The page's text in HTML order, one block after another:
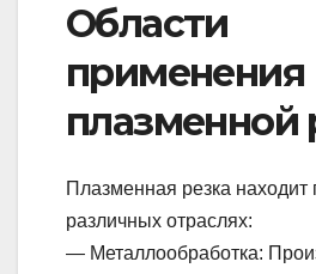
Области
применения
плазменной
Плазменная резка
различных отраслях:
— Металлообработка: